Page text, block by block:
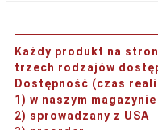
Każdy produkt na
trzech rodzajów
Dostępność (czas
1) w naszym magazynie
2) sprowadzany z USA